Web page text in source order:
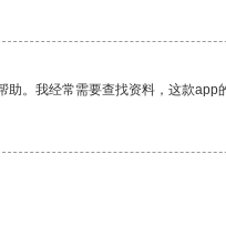
。我经常需要查找资料，这款app